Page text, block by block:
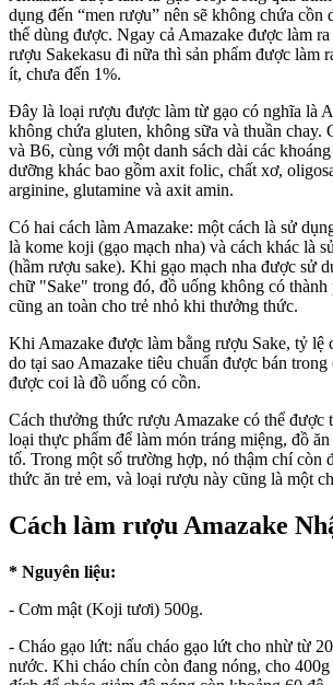
dụng đến “men rượu” nên sẽ không chứa cồn
thể dùng được. Ngay cả Amazake được làm
rượu Sakekasu đi nữa thì sản phẩm được làm
ít, chưa đến 1%.
Đây là loại rượu được làm từ gạo có nghĩa là
không chứa gluten, không sữa và thuần chay.
và B6, cùng với một danh sách dài các
dưỡng khác bao gồm axit folic, chất xơ,
arginine, glutamine và axit amin.
Có hai cách làm Amazake: một cách là sử
là kome koji (gạo mạch nha) và cách khác là
(hầm rượu sake). Khi gạo mạch nha được sử
chữ "Sake" trong đó, đồ uống không có
cũng an toàn cho trẻ nhỏ khi thưởng thức.
Khi Amazake được làm bằng rượu Sake, tỷ lệ
do tại sao Amazake tiêu chuẩn được bán
được coi là đồ uống có cồn.
Cách thưởng thức rượu Amazake có thể được
loại thực phẩm để làm món tráng miệng, đồ
tố. Trong một số trường hợp, nó thậm chí còn
thức ăn trẻ em, và loại rượu này cũng là một
Cách làm rượu Amazake
* Nguyên liệu:
- Cơm mật (Koji tươi) 500g.
- Cháo gạo lứt: nấu cháo gạo lứt cho nhừ từ
nước. Khi cháo chín còn đang nóng, cho